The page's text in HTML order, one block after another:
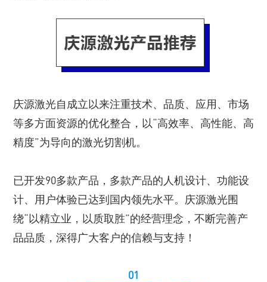
庆源激光自成立以来注重技术、品质、应用、市场
等多方面资源的优化整合，以“高效率、高性能、高
精度”为导向的激光切割机。
已开发90多款产品，多款产品的人机设计、功能设
计、用户体验已达到国内领先水平。庆源激光围
绕“以精立业，以质取胜”的经营理念，不断完善产
品品质，深得广大客户的信赖与支持！
01